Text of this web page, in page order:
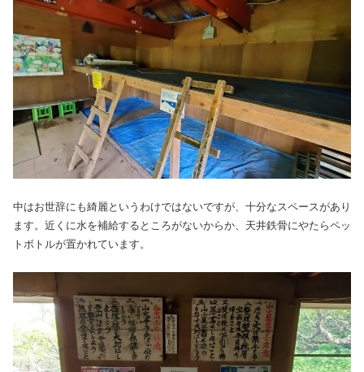
中はお世辞にも綺麗というわけではないですが、十分なスペースがあり
ます。近くに水を補給するところがないからか、天井鉄骨にやたらペッ
トボトルが置かれています。